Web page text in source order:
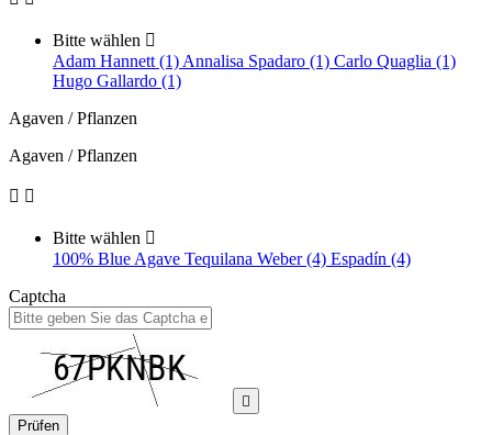
Bitte wählen 
Adam Hannett (1) Annalisa Spadaro (1) Carlo Quaglia (1)
Hugo Gallardo (1)
Agaven / Pflanzen
Agaven / Pflanzen
 
Bitte wählen 
100% Blue Agave Tequilana Weber (4) Espadín (4)
Captcha

Prüfen